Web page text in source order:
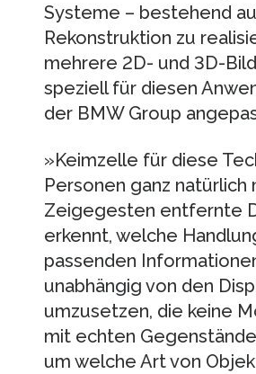
Systeme – bestehend
Rekonstruktion zu
mehrere 2D- und 3D-
speziell für diesen
der BMW Group
»Keimzelle für diese
Personen ganz
Zeigegesten entfernte
erkennt, welche
passenden
unabhängig von den
umzusetzen, die keine
mit echten
um welche Art von